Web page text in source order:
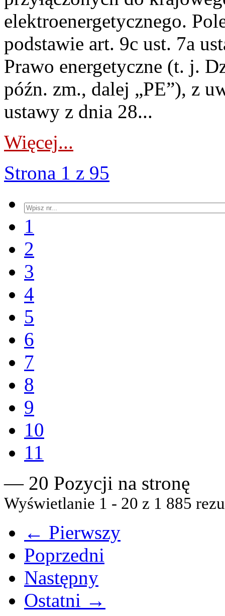
elektroenergetycznego.
podstawie art. 9c ust. 7a
Prawo energetyczne (t. j.
późn. zm., dalej „PE”), z
ustawy z dnia 28...
Więcej...
Strona 1 z 95
1
2
3
4
5
6
7
8
9
10
11
— 20 Pozycji na stronę
Wyświetlanie 1 - 20 z 1 885
← Pierwszy
Poprzedni
Następny
Ostatni →